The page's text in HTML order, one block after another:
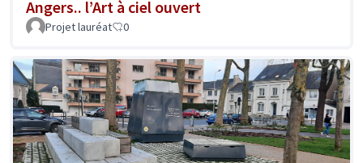
Angers.. l’Art à ciel ouvert
Projet lauréat 0